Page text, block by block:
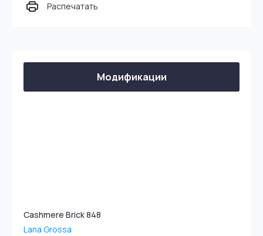
Распечатать
Модификации
Cashmere Brick 848
Lana Grossa